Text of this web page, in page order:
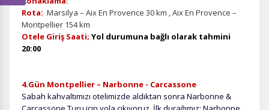
Rota: Marsilya – Aix En Provence 30 km , Aix En Provence –
Montpellier 154 km
Otele Giriş Saati; Yol durumuna bağlı olarak tahmini
20:00
4.Gün Montpellier – Narbonne - Carcassone
Sabah kahvaltımızı otelimizde aldıktan sonra Narbonne &